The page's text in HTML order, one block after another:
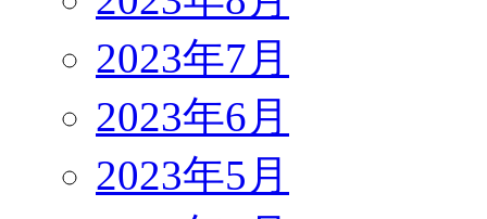
2023年7月
2023年6月
2023年5月